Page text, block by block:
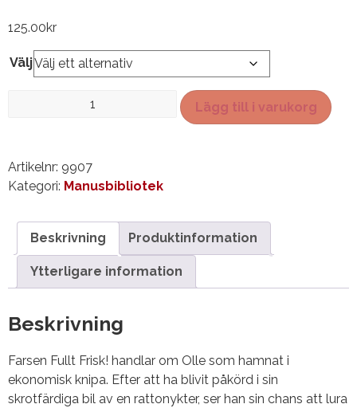
125.00kr
Välj
Lägg till i varukorg
Artikelnr: 9907
Kategori: Manusbibliotek
Beskrivning Produktinformation
Ytterligare information
Beskrivning
Farsen Fullt Frisk! handlar om Olle som hamnat i
ekonomisk knipa. Efter att ha blivit påkörd i sin
skrotfärdiga bil av en rattonykter, ser han sin chans att lura